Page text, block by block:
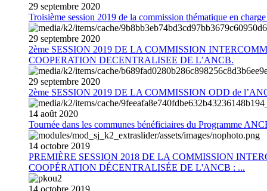
29 septembre 2020
Troisième session 2019 de la commission thématique en
29 septembre 2020
2ème SESSION 2019 DE LA COMMISSION
COOPERATION DECENTRALISEE DE L’ANCB.
29 septembre 2020
2ème SESSION 2019 DE LA COMMISSION ODD de
14 août 2020
Tournée dans les communes bénéficiaires du Programme
14 octobre 2019
PREMIÈRE SESSION 2018 DE LA COMMISSION
COOPÉRATION DÉCENTRALISÉE DE L'ANCB : ...
14 octobre 2019